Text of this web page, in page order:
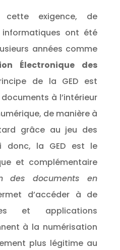
exigence, de
informatiques ont été
années comme
Électronique des
de la GED est
à l’intérieur
de manière à
grâce au jeu des
donc, la GED est le
et complémentaire
des documents en
d’accéder à de
et applications
à la numérisation
plus légitime au